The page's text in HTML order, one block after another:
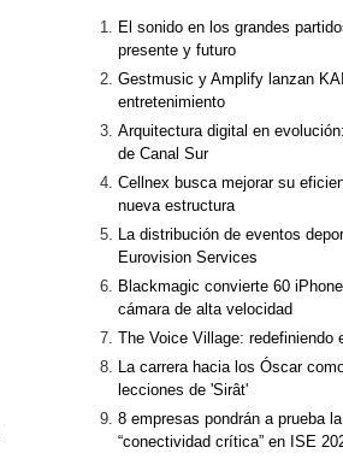
El sonido en los grandes
presente y futuro
Gestmusic y Amplify lanzan
entretenimiento
Arquitectura digital en
de Canal Sur
Cellnex busca mejorar su
nueva estructura
La distribución de eventos
Eurovision Services
Blackmagic convierte 60
cámara de alta velocidad
The Voice Village: redefiniendo
La carrera hacia los Óscar
lecciones de 'Sirât'
8 empresas pondrán a prueba la
“conectividad crítica” en ISE